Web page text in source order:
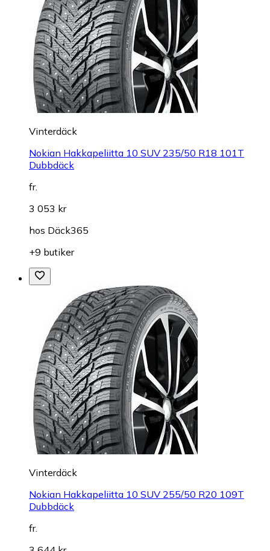
Vinterdäck
Nokian Hakkapeliitta 10 SUV 235/50 R18 101T
Dubbdäck
fr.
3 053 kr
hos Däck365
+9 butiker
Vinterdäck
Nokian Hakkapeliitta 10 SUV 255/50 R20 109T
Dubbdäck
fr.